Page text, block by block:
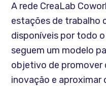
A rede CreaLab
estações de trabalho
disponíveis por todo
seguem um modelo
objetivo de promover
inovação e aproximar